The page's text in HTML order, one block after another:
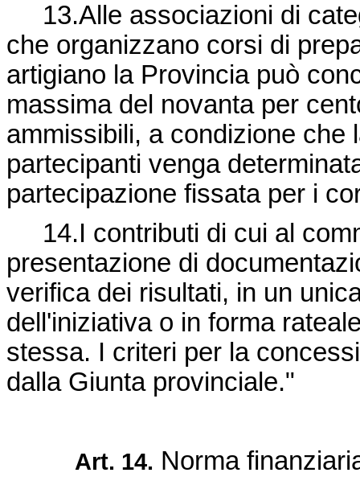
13.Alle associazioni di
che organizzano corsi di
artigiano la Provincia può
massima del novanta per
ammissibili, a condizione che
partecipanti venga
partecipazione fissata per i
14.I contributi di cui al
presentazione di
verifica dei risultati, in un
dell'iniziativa o in forma
stessa. I criteri per la
dalla Giunta provinciale."
Art. 14. Norma